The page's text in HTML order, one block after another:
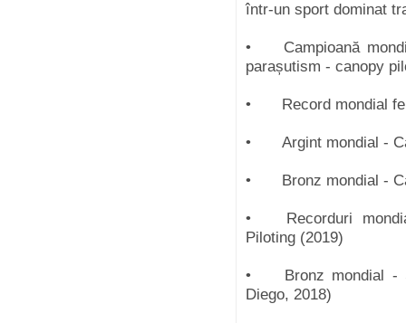
într-un sport dominat
•
Campioană
parașutism - canopy
• Record mondial
• Argint mondial -
• Bronz mondial -
•
Recorduri
Piloting (2019)
•
Bronz mondial -
Diego, 2018)